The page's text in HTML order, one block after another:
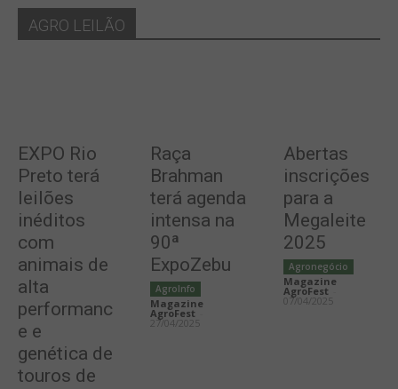
AGRO LEILÃO
EXPO Rio
Preto terá
leilões
inéditos
com
animais de
alta
performanc
e e
genética de
touros de
Raça
Brahman
terá agenda
intensa na
90ª
ExpoZebu
AgroInfo
Magazine
AgroFest
27/04/2025
Abertas
inscrições
para a
Megaleite
2025
Agronegócio
Magazine
AgroFest
07/04/2025